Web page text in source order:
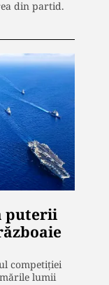
din partid.
puterii
competiției
lumii